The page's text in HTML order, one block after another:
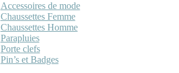
Accessoires de mode
Chaussettes Femme
Chaussettes Homme
Parapluies
Porte clefs
Pin’s et Badges